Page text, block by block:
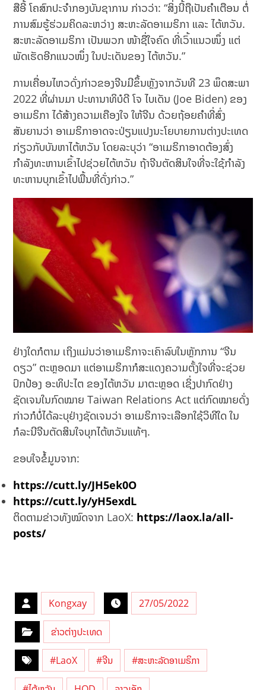
ສືອີ້ ໂຄສົກປະຈຳກອງບັນຊາການ ກ່າວວ່າ: “ສິ່ງນີ້ຖືເປັນຄຳເຕືອນ ຕໍ່
ການສົມຮູ້ຮ່ວມຄິດລະຫວ່າງ ສະຫະລັດອາເມຣິກາ ແລະ ໄຕ້ຫວັນ.
ສະຫະລັດອາເມຣິກາ ເປັນພວກ ໜ້າຊື່ໃຈຄົດ ທີ່ເວົ້າແນວໜຶ່ງ ແຕ່
ພັດເຮັດອີກແນວໜຶ່ງ ໃນປະເດັນຂອງ ໄຕ້ຫວັນ.”
ການເຄື່ອນໄຫວດັ່ງກ່າວຂອງຈີນມີຂຶ້ນຫຼັງຈາກວັນທີ 23 ພຶດສະພາ
2022 ທີ່ຜ່ານມາ ປະທານາທິບໍດີ ໂຈ ໄບເດັນ (Joe Biden) ຂອງ
ອາເມຣິກາ ໄດ້ສ້າງຄວາມເຄືອງໃຈ ໃຫ້ຈີນ ດ້ວຍຖ້ອຍຄຳທີ່ສົ່ງ
ສັນຍານວ່າ ອາເມຣິກາອາດ​ຈະ​ປ່ຽນ​ແປງ​ນະ​ໂຍບາຍ​ການ​ຕ່າງປະ​ເທດ​
ກ່ຽວ​ກັບ​ບັນຫາ​ໄຕ້​ຫວັນ ໂດຍລະບຸວ່າ “ອາເມຣິກາອາດຕ້ອງສົ່ງ
ກຳລັງທະຫານເຂົ້າໄປຊ່ວຍໄຕ້ຫວັນ ຖ້າຈີນຕັດສິນໃຈທີ່ຈະໃຊ້ກຳລັງ
ທະຫານບຸກເຂົ້າໄປພື້ນທີ່ດັ່ງກ່າວ.”
ຢ່າງໃດກໍຕາມ ເຖິງແມ່ນວ່າອາເມຣິກາຈະເຄົາລົບໃນຫຼັກການ “ຈີນ
ດຽວ” ຕະຫຼອດມາ ແຕ່ອາເມຣິກາກໍສະແດງຄວາມຕັ້ງໃຈທີ່ຈະຊ່ວຍ
ປົກປ້ອງ ອະທິປະໄຕ ຂອງໄຕ້ຫວັນ ມາຕະຫຼອດ ເຊິ່ງປາກົດຢ່າງ
ຊັດເຈນໃນກົດໝາຍ Taiwan Relations Act ແຕ່ກົດໝາຍດັ່ງ
ກ່າວກໍບໍ່ໄດ້ລະບຸຢ່າງຊັດເຈນວ່າ ອາເມຣິກາຈະເລືອກໃຊ້ວິທີໃດ ໃນ
ກໍລະນີຈີນຕັດສິນໃຈບຸກໄຕ້ຫວັນແທ້ໆ.
ຂອບໃຈຂໍ້ມູນຈາກ:
https://cutt.ly/JH5ek0O
https://cutt.ly/yH5exdL
ຕິດຕາມຂ່າວທັງໝົດຈາກ LaoX: https://laox.la/all-
posts/
Kongxay 27/05/2022
ຂ່າວຕ່າງປະເທດ
#LaoX #ຈີນ #ສະຫະລັດອາເມຣິກາ